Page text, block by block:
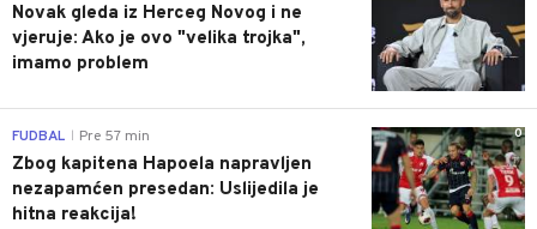
Novak gleda iz Herceg Novog i ne
vjeruje: Ako je ovo "velika trojka",
imamo problem
0
FUDBAL Pre 57 min
Zbog kapitena Hapoela napravljen
nezapamćen presedan: Uslijedila je
hitna reakcija!